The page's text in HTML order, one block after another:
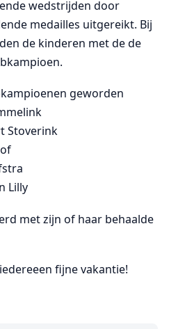
wedstrijden door
medailles uitgereikt. Bij
de kinderen met de de
geworden
Stoverink
Lilly
met zijn of haar behaalde
fijne vakantie!